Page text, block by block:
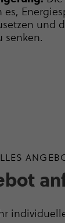
es,
und
senken.